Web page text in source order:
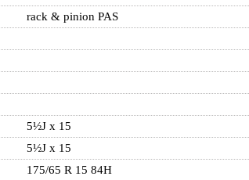
rack & pinion PAS
5½J x 15
5½J x 15
175/65 R 15 84H